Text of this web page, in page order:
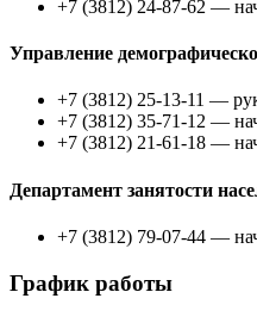
+7 (3812) 24-87-62 —
Управление
+7 (3812) 25-13-11 —
+7 (3812) 35-71-12 —
+7 (3812) 21-61-18 —
Департамент занятости
+7 (3812) 79-07-44 —
График работы